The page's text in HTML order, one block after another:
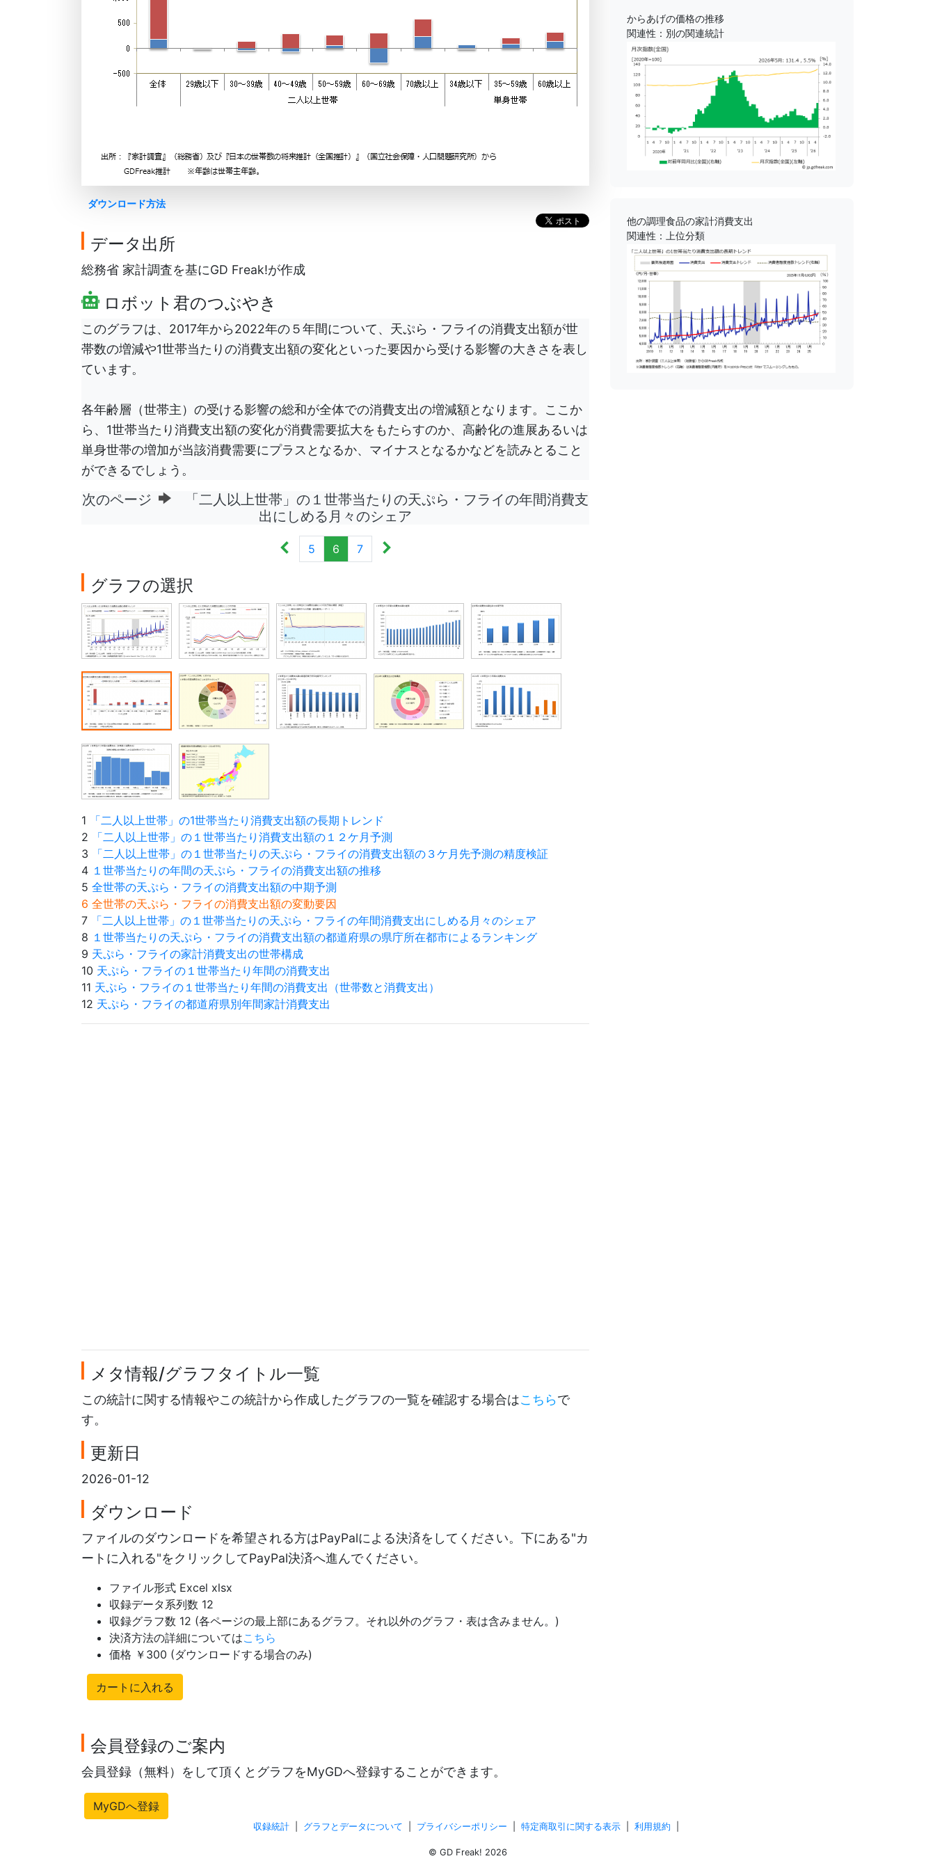
ダウンロード方法
データ出所
総務省 家計調査を基にGD Freak!が作成
ロボット君のつぶやき
このグラフは、2017年から2022年の５年間について、天ぷら・フライの消費支出額が世
帯数の増減や1世帯当たりの消費支出額の変化といった要因から受ける影響の大きさを表し
ています。
各年齢層（世帯主）の受ける影響の総和が全体での消費支出の増減額となります。ここか
ら、1世帯当たり消費支出額の変化が消費需要拡大をもたらすのか、高齢化の進展あるいは
単身世帯の増加が当該消費需要にプラスとなるか、マイナスとなるかなどを読みとること
ができるでしょう。
次のページ
「二人以上世帯」の１世帯当たりの天ぷら・フライの年間消費支
出にしめる月々のシェア
5 6 7
グラフの選択
1
「二人以上世帯」の1世帯当たり消費支出額の長期トレンド
2
「二人以上世帯」の１世帯当たり消費支出額の１２ケ月予測
3
「二人以上世帯」の１世帯当たりの天ぷら・フライの消費支出額の３ケ月先予測の精度検証
4 １世帯当たりの年間の天ぷら・フライの消費支出額の推移
5 全世帯の天ぷら・フライの消費支出額の中期予測
6 全世帯の天ぷら・フライの消費支出額の変動要因
7
「二人以上世帯」の１世帯当たりの天ぷら・フライの年間消費支出にしめる月々のシェア
8 １世帯当たりの天ぷら・フライの消費支出額の都道府県の県庁所在都市によるランキング
9 天ぷら・フライの家計消費支出の世帯構成
10 天ぷら・フライの１世帯当たり年間の消費支出
11 天ぷら・フライの１世帯当たり年間の消費支出（世帯数と消費支出）
12 天ぷら・フライの都道府県別年間家計消費支出
メタ情報/グラフタイトル一覧
この統計に関する情報やこの統計から作成したグラフの一覧を確認する場合はこちらで
す。
更新日
2026-01-12
ダウンロード
ファイルのダウンロードを希望される方はPayPalによる決済をしてください。下にある"カ
ートに入れる"をクリックしてPayPal決済へ進んでください。
ファイル形式 Excel xlsx
収録データ系列数 12
収録グラフ数 12 (各ページの最上部にあるグラフ。それ以外のグラフ・表は含みません。)
決済方法の詳細についてはこちら
価格 ￥300 (ダウンロードする場合のみ)
カートに入れる
会員登録のご案内
会員登録（無料）をして頂くとグラフをMyGDへ登録することができます。
MyGDへ登録
からあげの価格の推移
関連性：別の関連統計
他の調理食品の家計消費支出
関連性：上位分類
収録統計 グラフとデータについて プライバシーポリシー 特定商取引に関する表示 利用規約
© GD Freak! 2026